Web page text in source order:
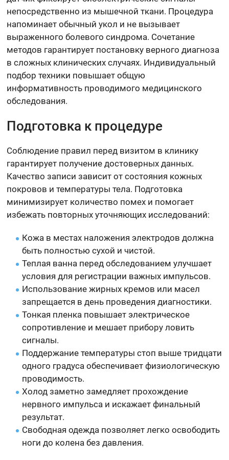
непосредственно из мышечной ткани. Процедура
напоминает обычный укол и не вызывает
выраженного болевого синдрома. Сочетание
методов гарантирует постановку верного диагноза
в сложных клинических случаях. Индивидуальный
подбор техники повышает общую
информативность проводимого медицинского
обследования.
Подготовка к процедуре
Соблюдение правил перед визитом в клинику
гарантирует получение достоверных данных.
Качество записи зависит от состояния кожных
покровов и температуры тела. Подготовка
минимизирует количество помех и помогает
избежать повторных уточняющих исследований:
Кожа в местах наложения электродов должна
быть полностью сухой и чистой.
Теплая ванна перед обследованием улучшает
условия для регистрации важных импульсов.
Использование жирных кремов или масел
запрещается в день проведения диагностики.
Тонкая пленка повышает электрическое
сопротивление и мешает прибору ловить
сигналы.
Поддержание температуры стоп выше тридцати
одного градуса обеспечивает физиологическую
проводимость.
Холод заметно замедляет прохождение
нервного импульса и искажает финальный
результат.
Свободная одежда позволяет легко освободить
ноги до колена без давления.